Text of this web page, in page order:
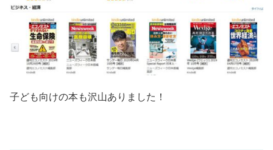
子ども向けの本も沢山ありました！